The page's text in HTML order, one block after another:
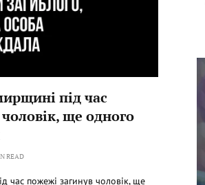
під час
ще одного
READ
час пожежі загинув чоловік, ще